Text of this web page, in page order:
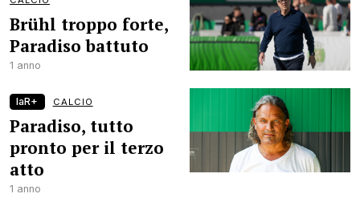
Brühl troppo forte,
Paradiso battuto
1 anno
laR+ CALCIO
Paradiso, tutto
pronto per il terzo
atto
1 anno